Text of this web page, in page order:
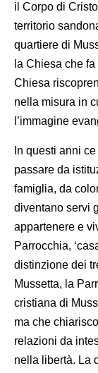
il Corpo di
territorio
quartiere di
la Chiesa che
Chiesa
nella misura in
l’immagine
In questi anni
passare da
famiglia, da
diventano servi
appartenere e
Parrocchia,
distinzione dei
Mussetta, la
cristiana di
ma che
relazioni da
nella libertà. La